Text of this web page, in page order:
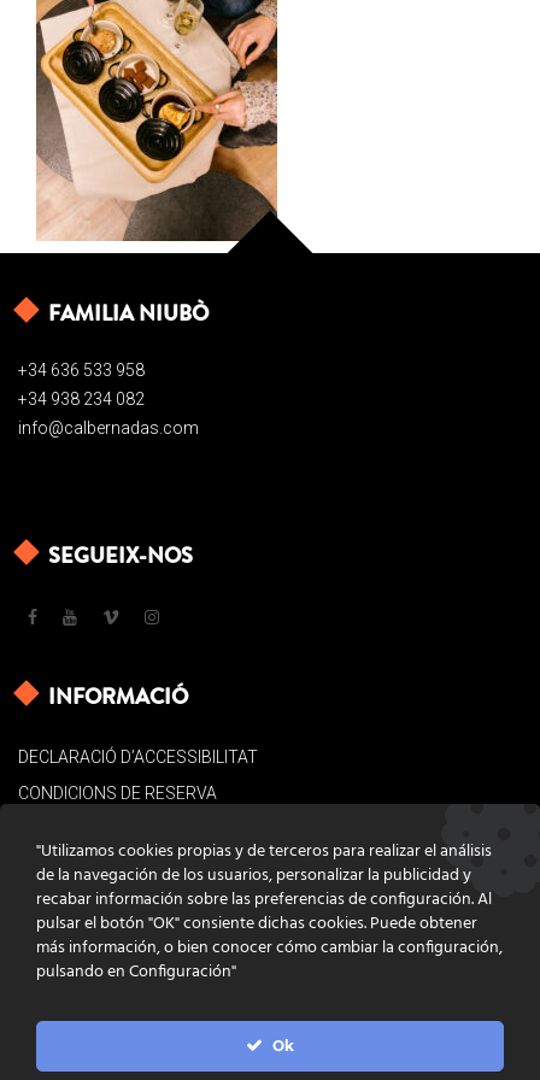
FAMILIA NIUBÒ
+34 636 533 958
+34 938 234 082
info@calbernadas.com
SEGUEIX-NOS
INFORMACIÓ
DECLARACIÓ D’ACCESSIBILITAT
CONDICIONS DE RESERVA
POLÍTICA DE COOKIES
CONTACTE
"Utilizamos cookies propias y de terceros para realizar el análisis
de la navegación de los usuarios, personalizar la publicidad y
recabar información sobre las preferencias de configuración. Al
pulsar el botón "OK" consiente dichas cookies. Puede obtener
más información, o bien conocer cómo cambiar la configuración,
pulsando en Configuración"
Ok